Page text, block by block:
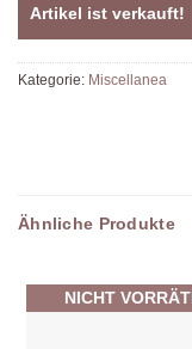
Artikel ist verkauft!
Kategorie: Miscellanea
Ähnliche Produkte
NICHT